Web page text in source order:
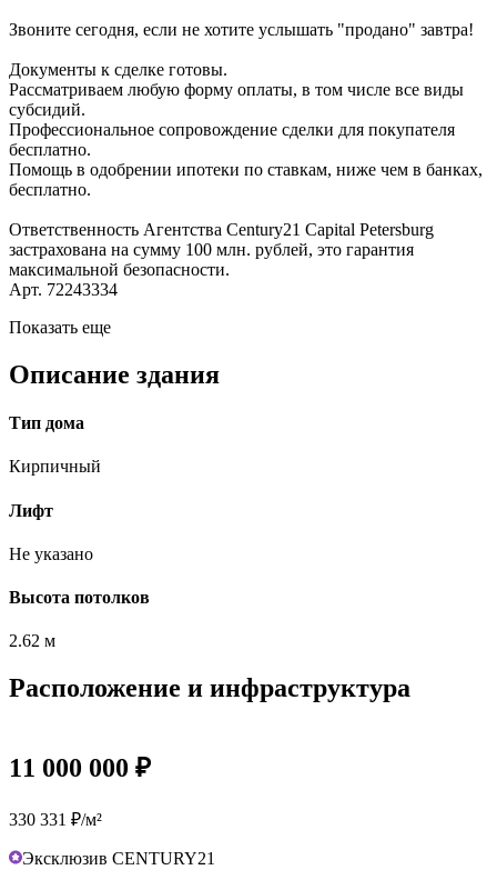
Звоните сегодня, если не хотите услышать "продано" завтра!
Документы к сделке готовы.
Рассматриваем любую форму оплаты, в том числе все виды
субсидий.
Профессиональное сопровождение сделки для покупателя
бесплатно.
Помощь в одобрении ипотеки по ставкам, ниже чем в банках,
бесплатно.
Ответственность Агентства Century21 Capital Petersburg
застрахована на сумму 100 млн. рублей, это гарантия
максимальной безопасности.
Арт. 72243334
Показать еще
Описание здания
Тип дома
Кирпичный
Лифт
Не указано
Высота потолков
2.62 м
Расположение и инфраструктура
11 000 000 ₽
330 331 ₽/м²
Эксклюзив CENTURY21